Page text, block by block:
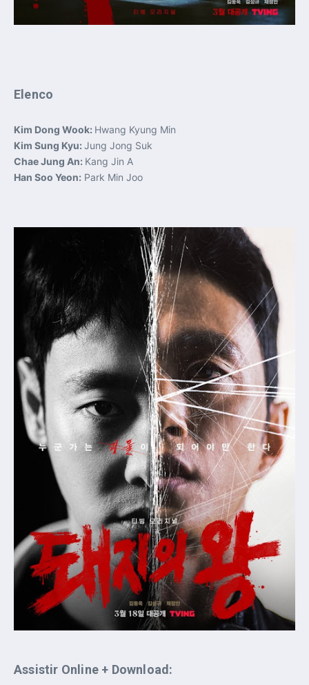
Elenco
Kim Dong Wook: Hwang Kyung Min
Kim Sung Kyu: Jung Jong Suk
Chae Jung An: Kang Jin A
Han Soo Yeon: Park Min Joo
Assistir Online + Download: